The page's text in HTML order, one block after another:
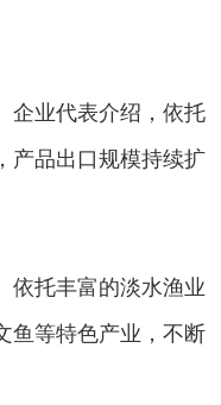
企业代表介绍，依托
产品出口规模持续扩
依托丰富的淡水渔业
鱼等特色产业，不断